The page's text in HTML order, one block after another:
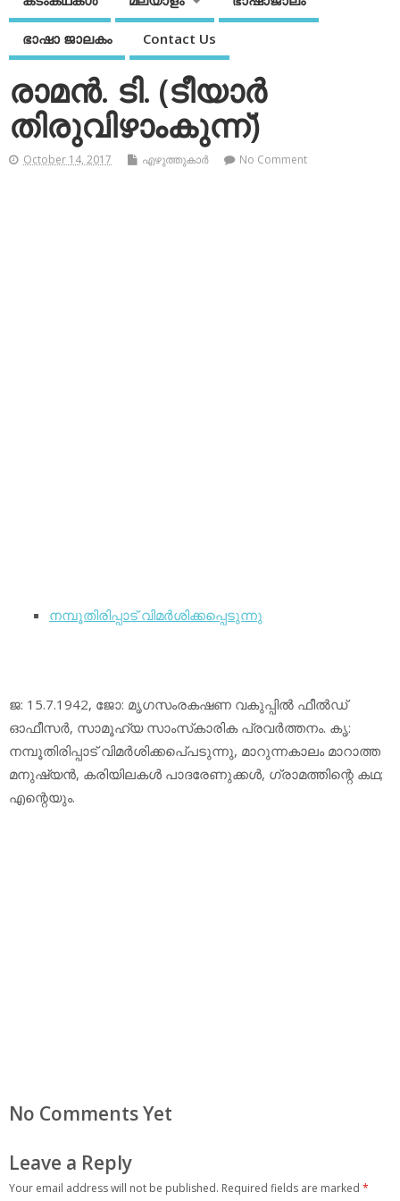
ഭാഷാ ജാലകം Contact Us
രാമന്‍. ടി. (ടീയാര്‍
തിരുവിഴാംകുന്ന്)
October 14, 2017 എഴുത്തുകാര്‍ No Comment
നമ്പൂതിരിപ്പാട് വിമര്‍ശിക്കപ്പെടുന്നു
ജ: 15.7.1942, ജോ: മൃഗസംരകഷണ വകുപ്പില്‍ ഫീല്‍ഡ്
ഓഫീസര്‍, സാമൂഹ്യ സാംസ്‌കാരിക പ്രവര്‍ത്തനം. കൃ:
നമ്പൂതിരിപ്പാട് വിമര്‍ശിക്കപെ്പടുന്നു, മാറുന്നകാലം മാറാത്ത
മനുഷ്യന്‍, കരിയിലകള്‍ പാദരേണുക്കള്‍, ഗ്രാമത്തിന്റെ കഥ;
എന്റെയും.
No Comments Yet
Leave a Reply
Your email address will not be published. Required fields are marked *